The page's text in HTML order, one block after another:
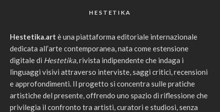
HESTETIKA
Hestetika.art è una piattaforma editoriale internazionale
dedicata all’arte contemporanea, nata come estensione
digitale di Hestetika, rivista indipendente che indaga i
linguaggi visivi attraverso interviste, saggi critici, recensioni
e approfondimenti. Il progetto si concentra sulle pratiche
artistiche del presente, offrendo uno spazio di riflessione che
privilegia il confronto tra artisti, curatori e studiosi, senza